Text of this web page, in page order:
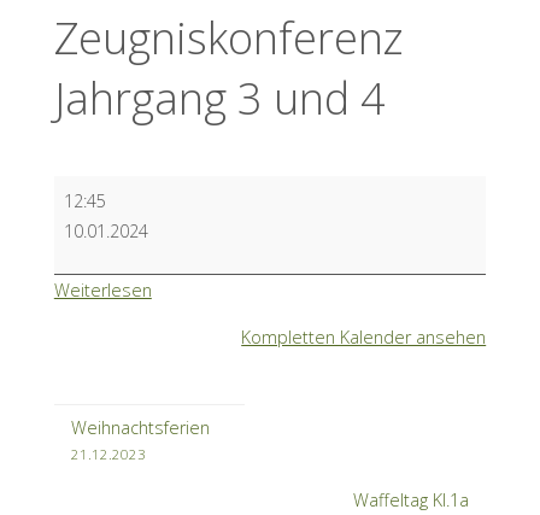
Zeugniskonferenz
Jahrgang 3 und 4
Zeugniskonferenz
Jahrgang
und
12:45
10.01.2024
Weiterlesen
Kompletten Kalender ansehen
Weihnachtsferien
21.12.2023
Waffeltag Kl.1a